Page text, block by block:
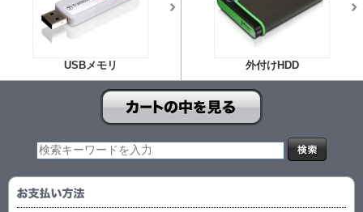
USBメモリ 外付けHDD